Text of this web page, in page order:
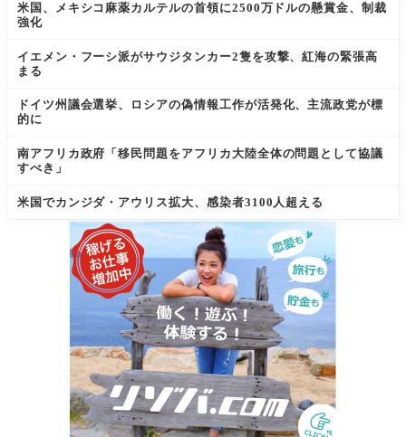
米国、メキシコ麻薬カルテルの首領に2500万ドルの懸賞金、制裁
強化
イエメン・フーシ派がサウジタンカー2隻を攻撃、紅海の緊張高
まる
ドイツ州議会選挙、ロシアの偽情報工作が活発化、主流政党が標
的に
南アフリカ政府「移民問題をアフリカ大陸全体の問題として協議
すべき」
米国でカンジダ・アウリス拡大、感染者3100人超える